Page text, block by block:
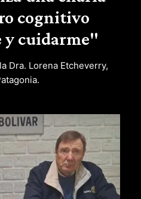
cognitivo
y cuidarme"
Dra. Lorena Etcheverry,